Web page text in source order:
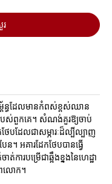
រ
ព័ន្ធដែលមានកំពស់ខ្ពស់ឈាន
បស់ពួកគេ។ សំណង់គួរឱ្យចាប់
ែបដែលជាសម្ភារៈដ៏ល្បីល្បាញ
ន។ អគារដែកថែបបានធ្វើ
ារបម្រើជាឆ្អឹងខ្នងនៃហេដ្ឋា
ពលោក។